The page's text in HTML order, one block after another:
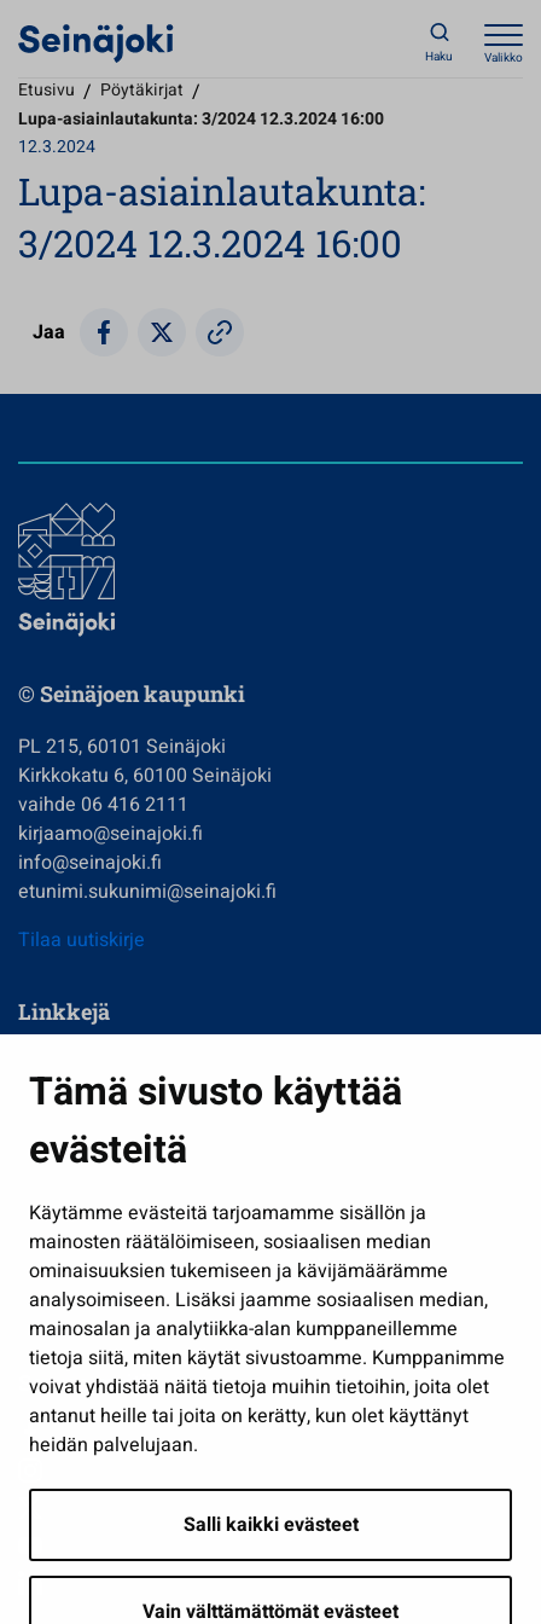
Tämä sivusto käyttää
evästeitä
Käytämme evästeitä tarjoamamme sisällön ja
mainosten räätälöimiseen, sosiaalisen median
ominaisuuksien tukemiseen ja kävijämäärämme
analysoimiseen. Lisäksi jaamme sosiaalisen median,
mainosalan ja analytiikka-alan kumppaneillemme
tietoja siitä, miten käytät sivustoamme. Kumppanimme
voivat yhdistää näitä tietoja muihin tietoihin, joita olet
antanut heille tai joita on kerätty, kun olet käyttänyt
heidän palvelujaan.
Salli kaikki evästeet
Vain välttämättömät evästeet
Haku Valikko
Etusivu / Pöytäkirjat /
Lupa-asiainlautakunta: 3/2024 12.3.2024 16:00
12.3.2024
Lupa-asiainlautakunta:
3/2024 12.3.2024 16:00
Jaa
© Seinäjoen kaupunki
PL 215, 60101 Seinäjoki
Kirkkokatu 6, 60100 Seinäjoki
vaihde 06 416 2111
kirjaamo@seinajoki.fi
info@seinajoki.fi
etunimi.sukunimi@seinajoki.fi
Tilaa uutiskirje
Linkkejä
Kasvatus ja opetus
Kulttuuri ja liikunta
Työ ja yrittäminen
Osallistu ja asioi
Näytä omat evästeasetukseni
Seuraa meitä